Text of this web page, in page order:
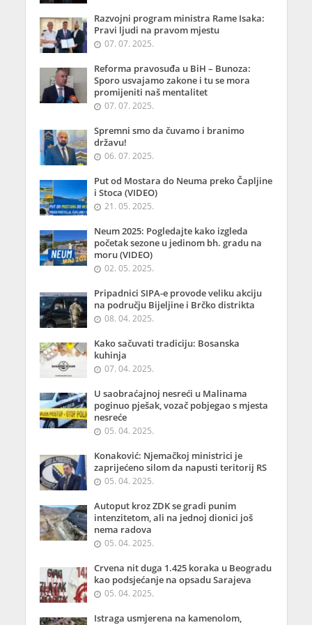
Razvojni program ministra Rame Isaka:
Pravi ljudi na pravom mjestu
07. 07. 2025.
Reforma pravosuđa u BiH – Bunoza:
Sporo usvajamo zakone i tu se mora
promijeniti naš mentalitet
07. 07. 2025.
Spremni smo da čuvamo i branimo
državu!
06. 07. 2025.
Put od Mostara do Neuma preko Čapljine
i Stoca (VIDEO)
21. 05. 2025.
Neum 2025: Pogledajte kako izgleda
početak sezone u jedinom bh. gradu na
moru (VIDEO)
02. 05. 2025.
Pripadnici SIPA-e provode veliku akciju
na području Bijeljine i Brčko distrikta
08. 04. 2025.
Kako sačuvati tradiciju: Bosanska
kuhinja
07. 04. 2025.
U saobraćajnoj nesreći u Malinama
poginuo pješak, vozač pobjegao s mjesta
nesreće
05. 04. 2025.
Konaković: Njemačkoj ministrici je
zaprijećeno silom da napusti teritorij RS
05. 04. 2025.
Autoput kroz ZDK se gradi punim
intenzitetom, ali na jednoj dionici još
nema radova
05. 04. 2025.
Crvena nit duga 1.425 koraka u Beogradu
kao podsjećanje na opsadu Sarajeva
05. 04. 2025.
Istraga usmjerena na kamenolom,